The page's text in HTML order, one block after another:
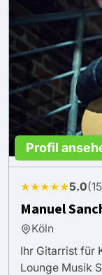
Profil
★★★★★5.0
Manuel
Köln
Ihr Gitarrist für
Lounge Musik